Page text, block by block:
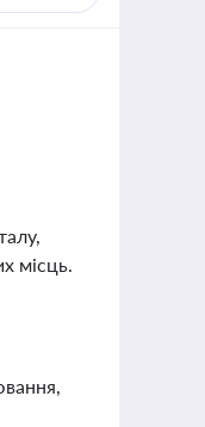
місць.